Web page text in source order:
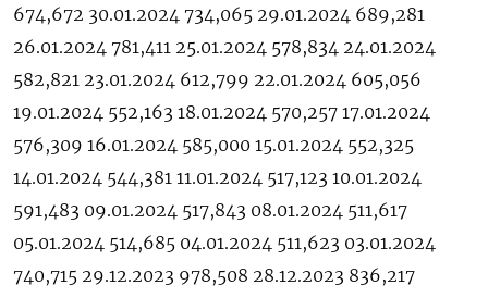
674,672 30.01.2024 734,065 29.01.2024 689,281
26.01.2024 781,411 25.01.2024 578,834 24.01.2024
582,821 23.01.2024 612,799 22.01.2024 605,056
19.01.2024 552,163 18.01.2024 570,257 17.01.2024
576,309 16.01.2024 585,000 15.01.2024 552,325
14.01.2024 544,381 11.01.2024 517,123 10.01.2024
591,483 09.01.2024 517,843 08.01.2024 511,617
05.01.2024 514,685 04.01.2024 511,623 03.01.2024
740,715 29.12.2023 978,508 28.12.2023 836,217